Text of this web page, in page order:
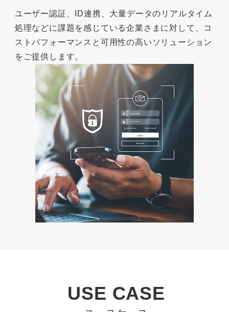
ユーザー認証、ID連携、大量データのリアルタイム
処理などに課題を感じている企業さまに対して、コ
ストパフォーマンスと可用性の高いソリューション
をご提供します。
USE CASE